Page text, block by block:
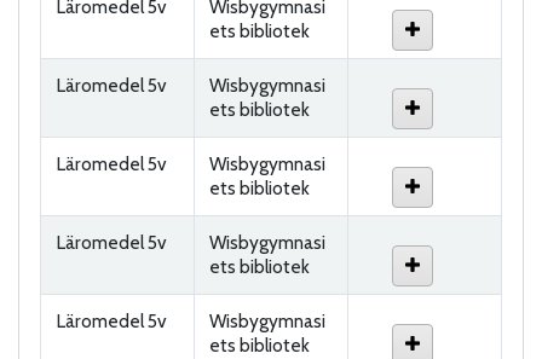
Läromedel 5v
Wisbygymnasi
ets bibliotek
Läromedel 5v
Wisbygymnasi
ets bibliotek
Läromedel 5v
Wisbygymnasi
ets bibliotek
Läromedel 5v
Wisbygymnasi
ets bibliotek
Läromedel 5v
Wisbygymnasi
ets bibliotek